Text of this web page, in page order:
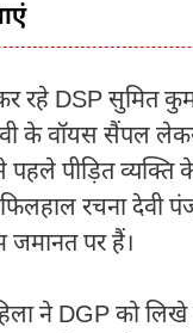
रहे DSP सुमित
के वॉयस सैंपल
पीड़ित व्यक्ति
रचना देवी
जमानत पर हैं।
ने DGP को